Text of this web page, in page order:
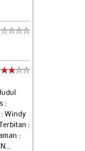
:
Windy
:
: